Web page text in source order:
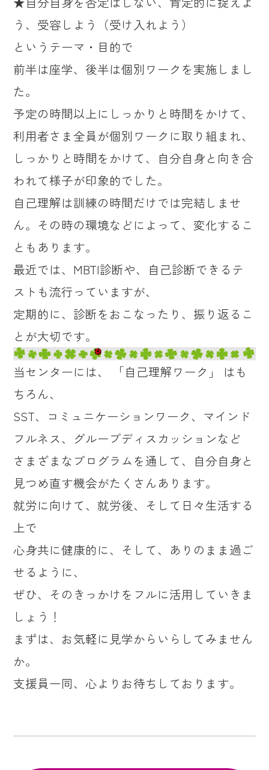
う、受容しよう（受け入れよう）
というテーマ・目的で
前半は座学、後半は個別ワークを実施しまし
た。
予定の時間以上にしっかりと時間をかけて、
利用者さま全員が個別ワークに取り組まれ、
しっかりと時間をかけて、自分自身と向き合
われて様子が印象的でした。
自己理解は訓練の時間だけでは完結しませ
ん。その時の環境などによって、変化するこ
ともあります。
最近では、MBTI診断や、自己診断できるテ
ストも流行っていますが、
定期的に、診断をおこなったり、振り返るこ
とが大切です。
当センターには、 「自己理解ワーク」 はも
ちろん、
SST、コミュニケーションワーク、マインド
フルネス、グループディスカッションなど
さまざまなプログラムを通して、自分自身と
見つめ直す機会がたくさんあります。
就労に向けて、就労後、そして日々生活する
上で
心身共に健康的に、そして、ありのまま過ご
せるように、
ぜひ、そのきっかけをフルに活用していきま
しょう！
まずは、お気軽に見学からいらしてみません
か。
支援員一同、心よりお待ちしております。